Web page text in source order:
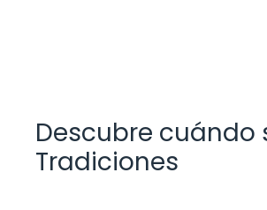
Descubre cuándo
Tradiciones